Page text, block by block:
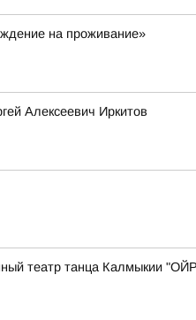
на проживание»
Алексеевич Иркитов
театр танца Калмыкии